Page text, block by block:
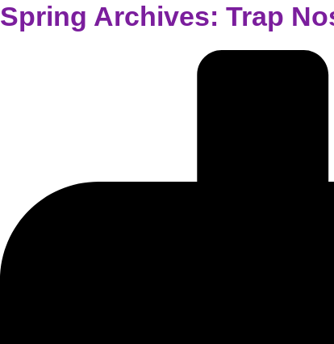
Spring Archives: Trap